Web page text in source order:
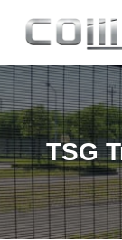
TSG